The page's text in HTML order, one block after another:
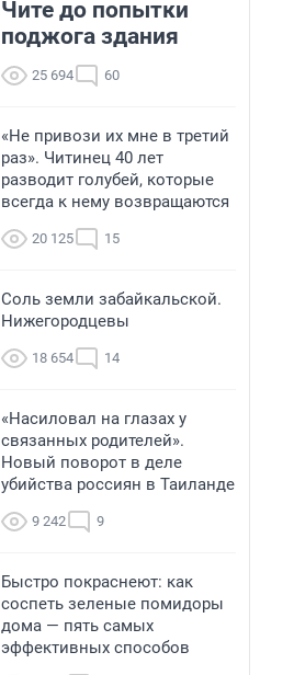
Чите до попытки
поджога здания
25 694 60
«Не привози их мне в третий
раз». Читинец 40 лет
разводит голубей, которые
всегда к нему возвращаются
20 125 15
Соль земли забайкальской.
Нижегородцевы
18 654 14
«Насиловал на глазах у
связанных родителей».
Новый поворот в деле
убийства россиян в Таиланде
9 242 9
Быстро покраснеют: как
соспеть зеленые помидоры
дома — пять самых
эффективных способов